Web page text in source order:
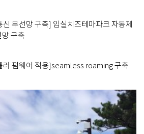
신 무선망 구축] 임실치즈테마파크 자동제
구축
러 펌웨어 적용]seamless roaming 구축